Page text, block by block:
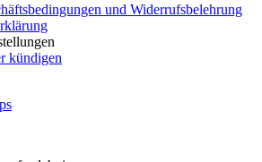
und Widerrufsbelehrung
kündigen